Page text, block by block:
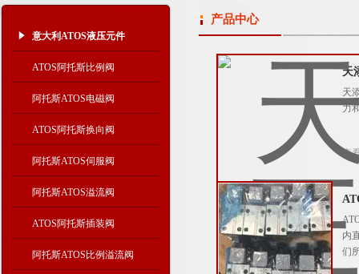
意大利ATOS液压元件
ATOS阿托斯比例阀
阿托斯ATOS电磁阀
ATOS阿托斯换向阀
阿托斯ATOS伺服阀
阿托斯ATOS溢流阀
ATOS阿托斯插装阀
阿托斯ATOS比例溢流阀
产品中心
天
天
力
查
内
们